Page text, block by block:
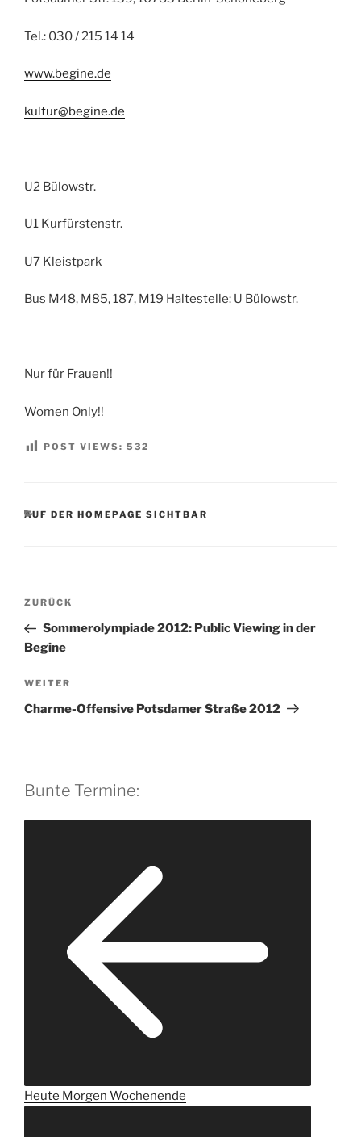
Tel.: 030 / 215 14 14
www.begine.de
kultur@begine.de
U2 Bülowstr.
U1 Kurfürstenstr.
U7 Kleistpark
Bus M48, M85, 187, M19 Haltestelle: U Bülowstr.
Nur für Frauen!!
Women Only!!
POST VIEWS: 532
KATEGORIEN
AUF DER HOMEPAGE SICHTBAR
Beitragsnavigation
Vorheriger
Beitrag
ZURÜCK
Sommerolympiade 2012: Public Viewing in der
Begine
Nächster
Beitrag
WEITER
Charme-Offensive Potsdamer Straße 2012
Bunte Termine:
Heute Morgen Wochenende